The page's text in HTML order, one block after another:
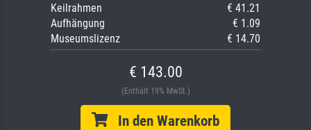
Keilrahmen
€ 41.21
Aufhängung
€ 1.09
Museumslizenz
€ 14.70
€ 143.00
(Enthält 19% MwSt.)
In den Warenkorb